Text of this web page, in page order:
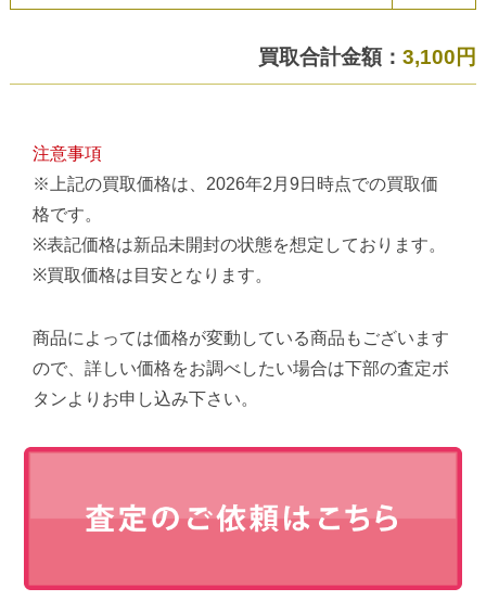
買取合計金額：3,100円
注意事項
※上記の買取価格は、2026年2月9日時点での買取価
格です。
※表記価格は新品未開封の状態を想定しております。
※買取価格は目安となります。
商品によっては価格が変動している商品もございます
ので、詳しい価格をお調べしたい場合は下部の査定ボ
タンよりお申し込み下さい。